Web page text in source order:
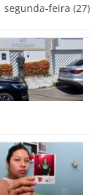
segunda-feira